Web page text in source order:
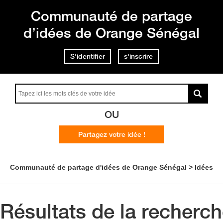
Communauté de partage
d’idées de Orange Sénégal
S'identifier s'inscrire
OU
Partagez votre idée !
Communauté de partage d'idées de Orange Sénégal Idées
Résultats de la